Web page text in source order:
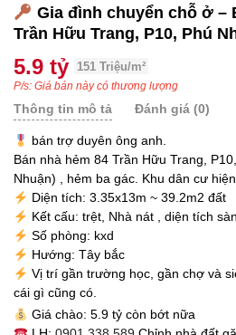
Gia đình chuyển chỗ ở –
Trần Hữu Trang, P10, Phú
5.9 tỷ 151 Triệu/m²
P/s: Giá bán này có thương lượng
Thông tin mô tả Đánh giá (0)
bán trợ duyên ông anh.
Bán nhà hẻm 84 Trần Hữu Trang,
Nhuận) , hẻm ba gác. Khu dân cư
Diện tích: 3.35x13m ~ 39.2m2 đất
Kết cấu: trệt, Nhà nát , diện tích
Số phòng: kxd
Hướng: Tây bắc
Vị trí gần trường học, gần chợ và
cái gì cũng có.
Giá chào: 5.9 tỷ còn bớt nữa